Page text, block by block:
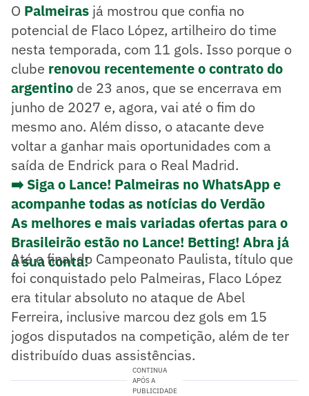
O Palmeiras já mostrou que confia no
potencial de Flaco López, artilheiro do time
nesta temporada, com 11 gols. Isso porque o
clube renovou recentemente o contrato do
argentino de 23 anos, que se encerrava em
junho de 2027 e, agora, vai até o fim do
mesmo ano. Além disso, o atacante deve
voltar a ganhar mais oportunidades com a
saída de Endrick para o Real Madrid.
➡️ Siga o Lance! Palmeiras no WhatsApp e
acompanhe todas as notícias do Verdão
As melhores e mais variadas ofertas para o
Brasileirão estão no Lance! Betting! Abra já
a sua conta!
Até o final do Campeonato Paulista, título que
foi conquistado pelo Palmeiras, Flaco López
era titular absoluto no ataque de Abel
Ferreira, inclusive marcou dez gols em 15
jogos disputados na competição, além de ter
distribuído duas assistências.
CONTINUA
APÓS A
PUBLICIDADE